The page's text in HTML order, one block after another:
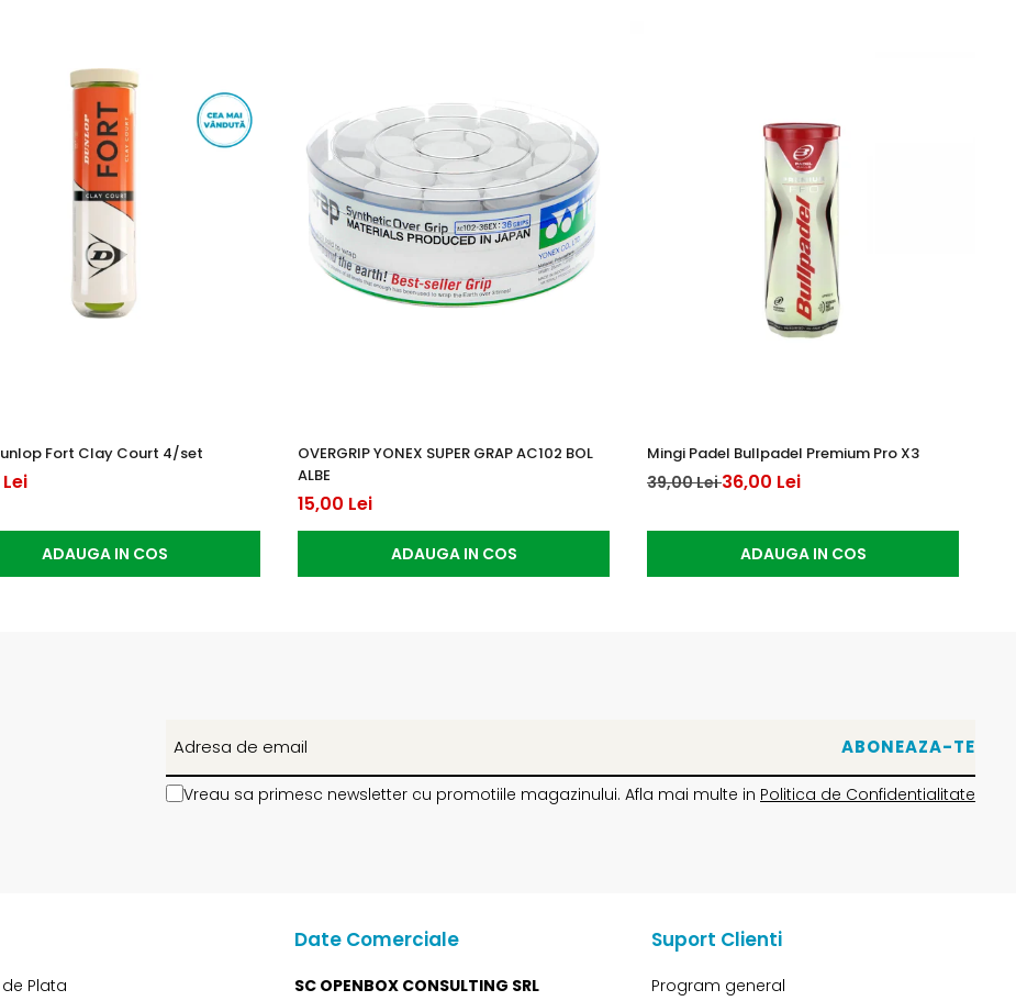
Fort Clay Court 4/set
ADAUGA IN COS
OVERGRIP YONEX SUPER GRAP AC102 BOL
ALBE
15,00 Lei
ADAUGA IN COS
Mingi Padel Bullpadel Premium Pro X3
39,00 Lei36,00 Lei
ADAUGA IN COS
Vreau sa primesc newsletter cu promotiile magazinului. Afla mai multe in Politica de Confidentialitate
Plata
Date Comerciale
SC OPENBOX CONSULTING SRL
Suport Clienti
Program general